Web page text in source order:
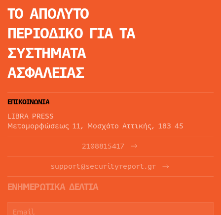
ΤΟ ΑΠΟΛΥΤΟ
ΠΕΡΙΟΔΙΚΟ ΓΙΑ ΤΑ
ΣΥΣΤΗΜΑΤΑ
ΑΣΦΑΛΕΙΑΣ
ΕΠΙΚΟΙΝΩΝΙΑ
LIBRA PRESS
Μεταμορφώσεως 11, Μοσχάτο Αττικής, 183 45
2108815417
support@securityreport.gr
ΕΝΗΜΕΡΩΤΙΚΑ ΔΕΛΤΙΑ